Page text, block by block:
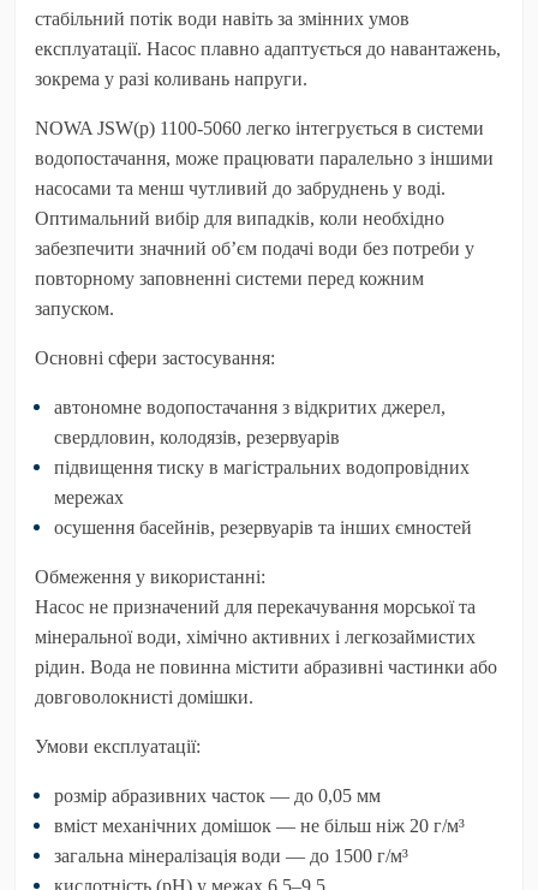
стабільний потік води навіть за змінних умов
експлуатації. Насос плавно адаптується до навантажень,
зокрема у разі коливань напруги.
NOWA JSW(p) 1100-5060 легко інтегрується в системи
водопостачання, може працювати паралельно з іншими
насосами та менш чутливий до забруднень у воді.
Оптимальний вибір для випадків, коли необхідно
забезпечити значний об’єм подачі води без потреби у
повторному заповненні системи перед кожним
запуском.
Основні сфери застосування:
автономне водопостачання з відкритих джерел,
свердловин, колодязів, резервуарів
підвищення тиску в магістральних водопровідних
мережах
осушення басейнів, резервуарів та інших ємностей
Обмеження у використанні:
Насос не призначений для перекачування морської та
мінеральної води, хімічно активних і легкозаймистих
рідин. Вода не повинна містити абразивні частинки або
довговолокнисті домішки.
Умови експлуатації:
розмір абразивних часток — до 0,05 мм
вміст механічних домішок — не більш ніж 20 г/м³
загальна мінералізація води — до 1500 г/м³
кислотність (pH) у межах 6,5–9,5